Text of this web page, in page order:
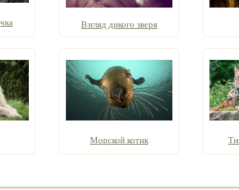
Взгляд дикого зверя
Морской котик